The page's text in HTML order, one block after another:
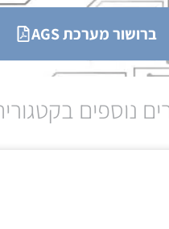
ברושור מערכת AGS
נוספים בקטגוריה